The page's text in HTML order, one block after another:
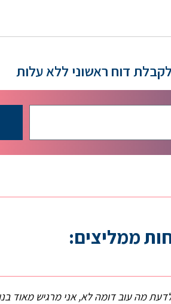
דוח ראשוני ללא עלות
ממליצים:
מה עוב דומה לא, אני מרגיש מאוד